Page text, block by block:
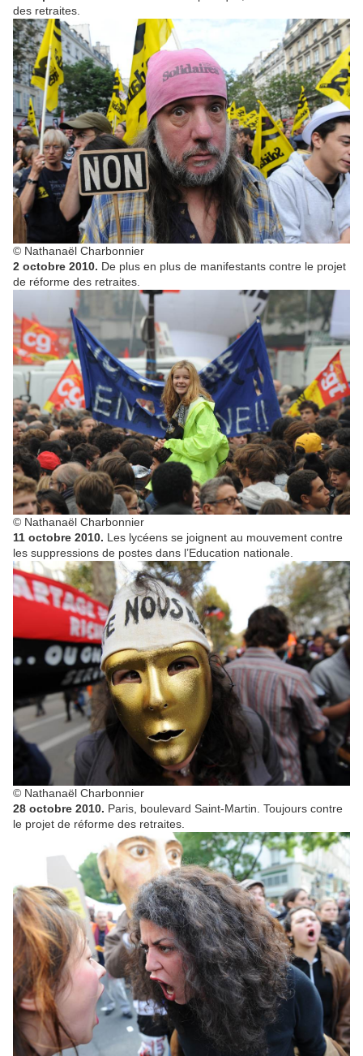
des retraites.
© Nathanaël Charbonnier
2 octobre 2010. De plus en plus de manifestants contre le projet
de réforme des retraites.
© Nathanaël Charbonnier
11 octobre 2010. Les lycéens se joignent au mouvement contre
les suppressions de postes dans l’Education nationale.
© Nathanaël Charbonnier
28 octobre 2010. Paris, boulevard Saint-Martin. Toujours contre
le projet de réforme des retraites.